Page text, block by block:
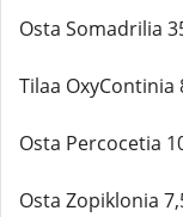
Osta Somadrilia
Tilaa
Osta Percocetia
Osta Zopiklonia